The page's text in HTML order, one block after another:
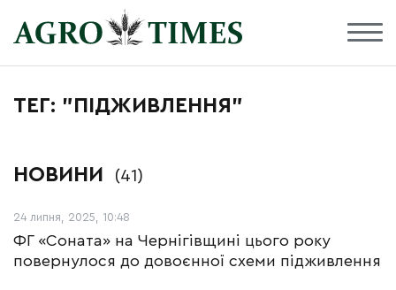
ТЕГ: "ПІДЖИВЛЕННЯ"
НОВИНИ (41)
24 липня, 2025, 10:48
ФГ «Соната» на Чернігівщині цього року
повернулося до довоєнної схеми підживлення